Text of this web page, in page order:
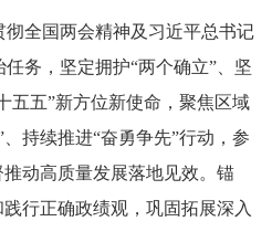
全国两会精神及习近平总书记
务，坚定拥护“两个确立”、坚
五五”新方位新使命，聚焦区域
持续推进“奋勇争先”行动，参
动高质量发展落地见效。锚
行正确政绩观，巩固拓展深入